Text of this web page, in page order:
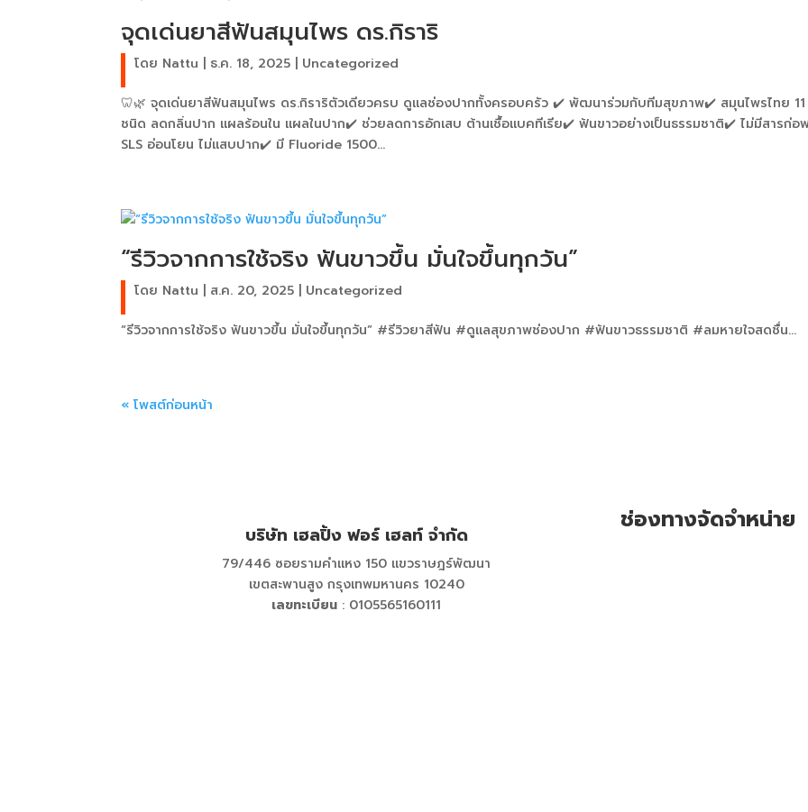
จุดเด่นยาสีฟันสมุนไพร ดร.กิราริ
โดย Nattu ธ.ค. 18, 2025 Uncategorized
🦷🌿 จุดเด่นยาสีฟันสมุนไพร ดร.กิราริตัวเดียวครบ ดูแลช่องปากทั้งครอบครัว ✔️ พัฒนาร่วมกับทีมสุขภาพ✔️ สมุนไพรไทย 11
ชนิด ลดกลิ่นปาก แผลร้อนใน แผลในปาก✔️ ช่วยลดการอักเสบ ต้านเชื้อแบคทีเรีย✔️ ฟันขาวอย่างเป็นธรรมชาติ✔️ ไม่มีสารก่อ
SLS อ่อนโยน ไม่แสบปาก✔️ มี Fluoride 1500...
“รีวิวจากการใช้จริง ฟันขาวขึ้น มั่นใจขึ้นทุกวัน”
โดย Nattu ส.ค. 20, 2025 Uncategorized
“รีวิวจากการใช้จริง ฟันขาวขึ้น มั่นใจขึ้นทุกวัน” #รีวิวยาสีฟัน #ดูแลสุขภาพช่องปาก #ฟันขาวธรรมชาติ #ลมหายใจสดชื่น...
« โพสต์ก่อนหน้า
บริษัท เฮลปิ้ง ฟอร์ เฮลท์ จำกัด
79/446 ซอยรามคำแหง 150 แขวราษฎร์พัฒนา
เขตสะพานสูง กรุงเทพมหานคร 10240
เลขทะเบียน : 0105565160111
ช่องทางจัดจำหน่าย